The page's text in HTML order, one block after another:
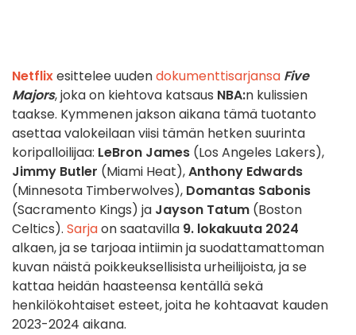
Netflixesittelee uudendokumenttisarjansa Five
Majors, joka on kiehtova katsaus NBA:n kulissien
taakse. Kymmenen jakson aikana tämä tuotanto
asettaa valokeilaan viisi tämän hetken suurinta
koripalloilijaa: LeBron James (Los Angeles Lakers),
Jimmy Butler (Miami Heat),Anthony Edwards
(Minnesota Timberwolves), Domantas Sabonis
(Sacramento Kings) ja Jayson Tatum (Boston
Celtics). Sarjaon saatavilla 9. lokakuuta 2024
alkaen, ja se tarjoaa intiimin ja suodattamattoman
kuvan näistä poikkeuksellisista urheilijoista, ja se
kattaa heidän haasteensa kentällä sekä
henkilökohtaiset esteet, joita he kohtaavat kauden
2023-2024 aikana.